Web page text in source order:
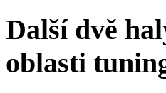
Další dvě
oblasti